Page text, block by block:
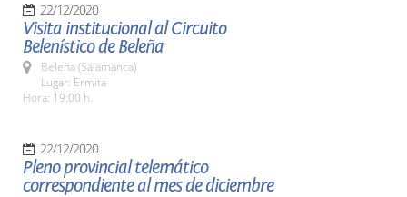
22/12/2020
Visita institucional al Circuito
Belenístico de Beleña
Beleña (Salamanca)
Lugar: Ermita
Hora: 19:00 h.
22/12/2020
Pleno provincial telemático
correspondiente al mes de diciembre